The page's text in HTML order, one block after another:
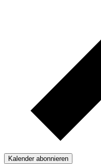
Kalender abonnieren